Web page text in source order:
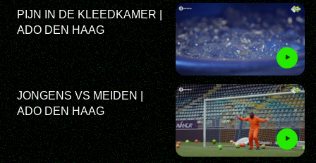
PIJN IN DE KLEEDKAMER |
ADO DEN HAAG
JONGENS VS MEIDEN |
ADO DEN HAAG